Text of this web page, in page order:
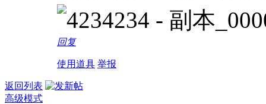
回复
使用道具 举报
返回列表
高级模式